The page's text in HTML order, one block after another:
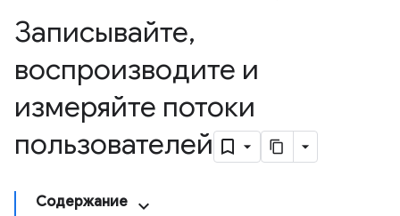
Записывайте,
воспроизводите и
измеряйте потоки
пользователей
Содержание